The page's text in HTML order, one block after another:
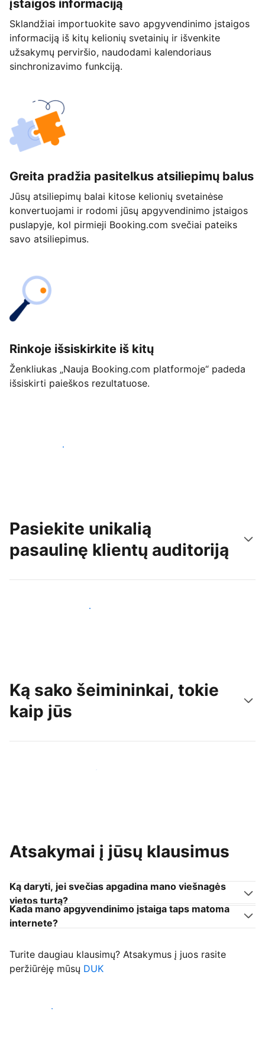
įstaigos informaciją
Sklandžiai importuokite savo apgyvendinimo įstaigos
informaciją iš kitų kelionių svetainių ir išvenkite
užsakymų perviršio, naudodami kalendoriaus
sinchronizavimo funkciją.
Greita pradžia pasitelkus atsiliepimų balus
Jūsų atsiliepimų balai kitose kelionių svetainėse
konvertuojami ir rodomi jūsų apgyvendinimo įstaigos
puslapyje, kol pirmieji Booking.com svečiai pateiks
savo atsiliepimus.
Rinkoje išsiskirkite iš kitų
Ženkliukas „Nauja Booking.com platformoje“ padeda
išsiskirti paieškos rezultatuose.
Pradėti jau šiandien
Pasiekite unikalią
pasaulinę klientų auditoriją
Pritraukti naujų svečių šiandien
Ką sako šeimininkai, tokie
kaip jūs
Prisijungti prie panašių šeimininkų
Atsakymai į jūsų klausimus
Ką daryti, jei svečias apgadina mano viešnagės
vietos turtą?
Kada mano apgyvendinimo įstaiga taps matoma
internete?
Turite daugiau klausimų? Atsakymus į juos rasite
peržiūrėję mūsų DUK
Priimti svečius